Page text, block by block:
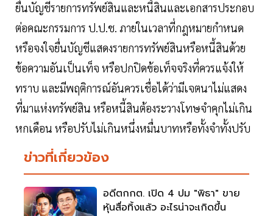
ยื่นบัญชีรายการทรัพย์สินและหนี้สินและเอกสารประกอบ
ต่อคณะกรรมการ ป.ป.ช. ภายในเวลาที่กฎหมายกำหนด
หรือจงใจยื่นบัญชีแสดงรายการทรัพย์สินหรือหนี้สินด้วย
ข้อความอันเป็นเท็จ หรือปกปิดข้อเท็จจริงที่ควรแจ้งให้
ทราบ และมีพฤติการณ์อันควรเชื่อได้ว่ามีเจตนาไม่แสดง
ที่มาแห่งทรัพย์สิน หรือหนี้สินต้องระวางโทษจำคุกไม่เกิน
หกเดือน หรือปรับไม่เกินหนึ่งหมื่นบาทหรือทั้งจำทั้งปรับ
ข่าวที่เกี่ยวข้อง
อดีตกกต. เปิด 4 ปม "พิธา" ขาย
หุ้นสื่อทิ้งแล้ว อะไรน่าจะเกิดขึ้น